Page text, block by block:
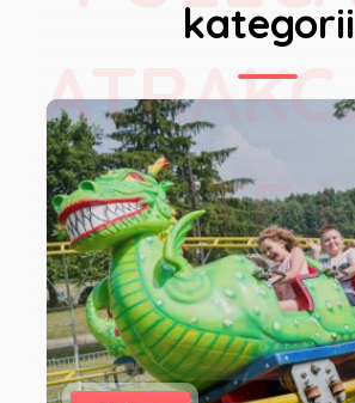
kategorii
TEJ